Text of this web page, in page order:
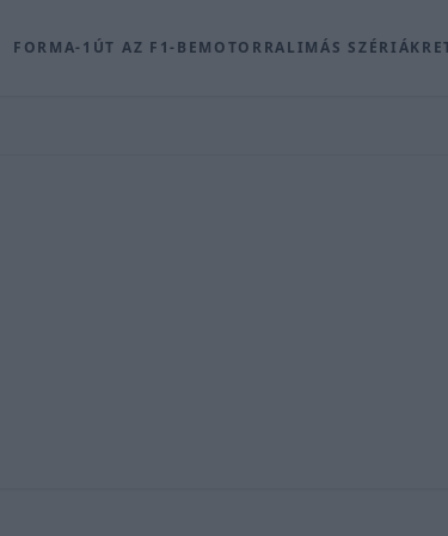
FORMA-1 ÚT AZ F1-BEMOTORRALIMÁS SZÉRIÁK